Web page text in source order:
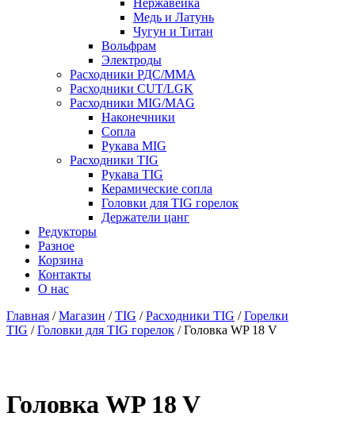
Медь и Латунь
Чугун и Титан
Вольфрам
Электроды
Расходники РДС/MMA
Расходники CUT/LGK
Расходники MIG/MAG
Наконечники
Сопла
Рукава MIG
Расходники TIG
Рукава TIG
Керамические сопла
Головки для TIG горелок
Держатели цанг
Редукторы
Разное
Корзина
Контакты
О нас
Главная /Магазин /TIG /Расходники TIG /Горелки
TIG /Головки для TIG горелок / Головка WP 18 V
Головка WP 18 V